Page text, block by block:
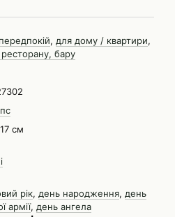
передпокій, для дому / квартири,
бару
см
рік, день народження, день
армії, день ангела